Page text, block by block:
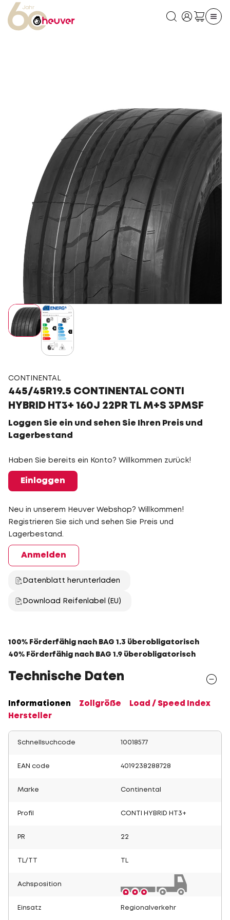
CONTINENTAL
445/45R19.5 CONTINENTAL CONTI
HYBRID HT3+ 160J 22PR TL M+S 3PMSF
Loggen Sie ein und sehen Sie Ihren Preis und
Lagerbestand
Haben Sie bereits ein Konto? Willkommen zurück!
Einloggen
Neu in unserem Heuver Webshop? Willkommen!
Registrieren Sie sich und sehen Sie Preis und
Lagerbestand.
Anmelden
Datenblatt herunterladen
Download Reifenlabel (EU)
100% Förderfähig nach BAG 1.3 überobligatorisch
40% Förderfähig nach BAG 1.9 überobligatorisch
Technische Daten
Informationen Zollgröße
Load / Speed Index
Hersteller
Schnellsuchcode 10018577
EAN code 4019238288728
Marke Continental
Profil CONTI HYBRID HT3+
PR 22
TL/TT
Achsposition
Einsatz Regionalverkehr